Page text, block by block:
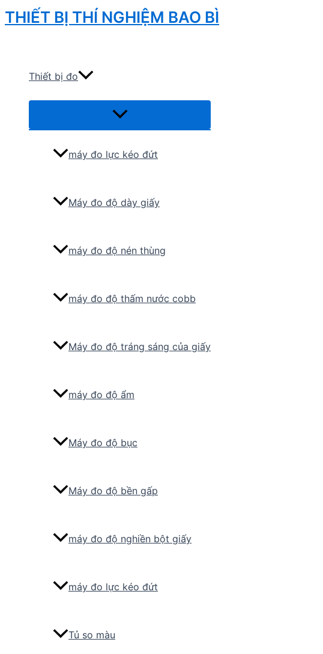
Skip
to
THIẾT BỊ THÍ NGHIỆM BAO BÌ
Thiết bị đo
Menu
máy đo lực kéo đứt
Máy đo độ dày giấy
máy đo độ nén thùng
máy đo độ thấm nước cobb
Máy đo độ tráng sáng của giấy
máy đo độ ẩm
Máy đo độ bục
Máy đo độ bền gấp
máy đo độ nghiền bột giấy
máy đo lực kéo đứt
Tủ so màu